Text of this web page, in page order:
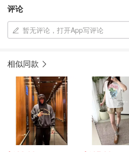
评论
暂无评论，打开App写评论
相似同款